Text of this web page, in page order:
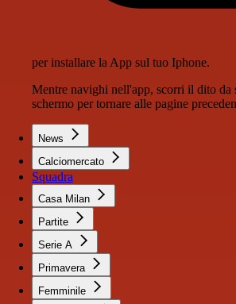
per installare la App sul tuo Iphone.
Mentre navighi nell'app, scorri il dito da
schermo per tornare alle pagine
News
Calciomercato
Squadra
Casa Milan
Partite
Serie A
Primavera
Femminile